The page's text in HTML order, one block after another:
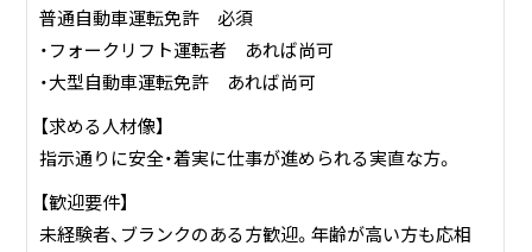
普通自動車運転免許 必須
・フォークリフト運転者 あれば尚可
・大型自動車運転免許 あれば尚可
【求める人材像】
指示通りに安全・着実に仕事が進められる実直な方。
【歓迎要件】
未経験者、ブランクのある方歓迎。年齢が高い方も応相